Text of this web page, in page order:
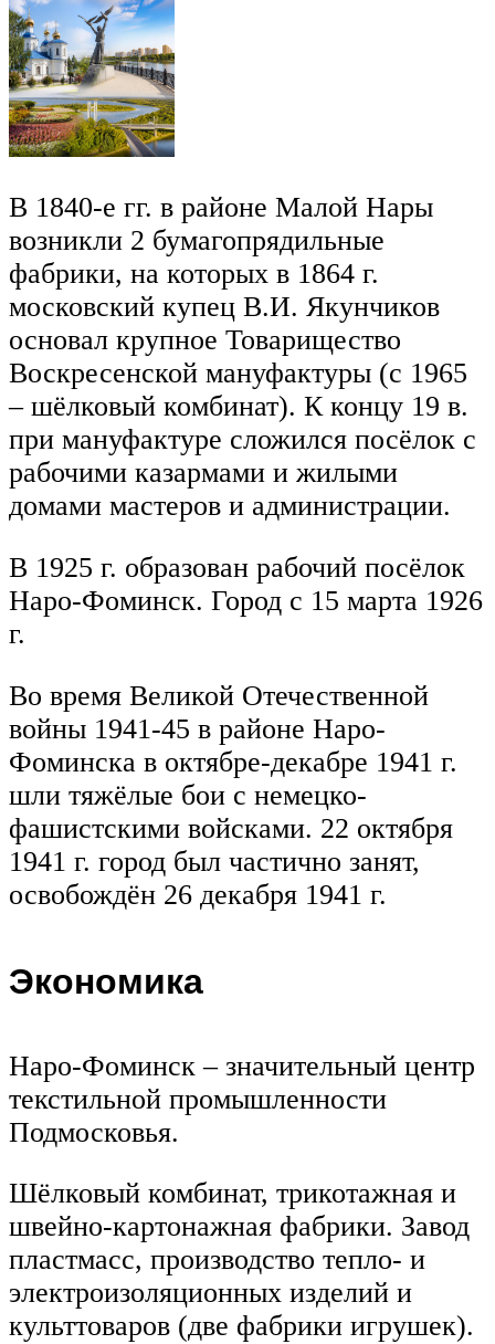
В 1840-е гг. в районе Малой Нары
возникли 2 бумагопрядильные
фабрики, на которых в 1864 г.
московский купец В.И. Якунчиков
основал крупное Товарищество
Воскресенской мануфактуры (с 1965
– шёлковый комбинат). К концу 19 в.
при мануфактуре сложился посёлок с
рабочими казармами и жилыми
домами мастеров и администрации.
В 1925 г. образован рабочий посёлок
Наро-Фоминск. Город с 15 марта 1926
г.
Во время Великой Отечественной
войны 1941-45 в районе Наро-
Фоминска в октябре-декабре 1941 г.
шли тяжёлые бои с немецко-
фашистскими войсками. 22 октября
1941 г. город был частично занят,
освобождён 26 декабря 1941 г.
Экономика
Наро-Фоминск – значительный центр
текстильной промышленности
Подмосковья.
Шёлковый комбинат, трикотажная и
швейно-картонажная фабрики. Завод
пластмасс, производство тепло- и
электроизоляционных изделий и
культтоваров (две фабрики игрушек).